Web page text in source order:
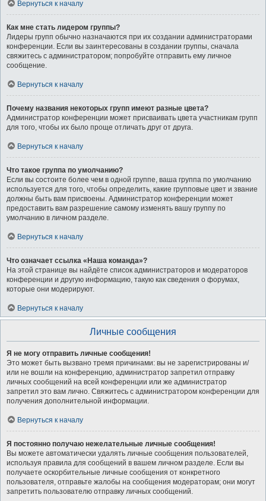
Вернуться к началу
Как мне стать лидером группы?
Лидеры групп обычно назначаются при их создании администраторами
конференции. Если вы заинтересованы в создании группы, сначала
свяжитесь с администратором; попробуйте отправить ему личное
сообщение.
Вернуться к началу
Почему названия некоторых групп имеют разные цвета?
Администратор конференции может присваивать цвета участникам групп
для того, чтобы их было проще отличать друг от друга.
Вернуться к началу
Что такое группа по умолчанию?
Если вы состоите более чем в одной группе, ваша группа по умолчанию
используется для того, чтобы определить, какие групповые цвет и звание
должны быть вам присвоены. Администратор конференции может
предоставить вам разрешение самому изменять вашу группу по
умолчанию в личном разделе.
Вернуться к началу
Что означает ссылка «Наша команда»?
На этой странице вы найдёте список администраторов и модераторов
конференции и другую информацию, такую как сведения о форумах,
которые они модерируют.
Вернуться к началу
Личные сообщения
Я не могу отправить личные сообщения!
Это может быть вызвано тремя причинами: вы не зарегистрированы и/
или не вошли на конференцию, администратор запретил отправку
личных сообщений на всей конференции или же администратор
запретил это вам лично. Свяжитесь с администратором конференции для
получения дополнительной информации.
Вернуться к началу
Я постоянно получаю нежелательные личные сообщения!
Вы можете автоматически удалять личные сообщения пользователей,
используя правила для сообщений в вашем личном разделе. Если вы
получаете оскорбительные личные сообщения от конкретного
пользователя, отправьте жалобы на сообщения модераторам; они могут
запретить пользователю отправку личных сообщений.